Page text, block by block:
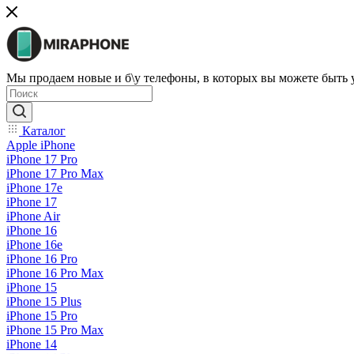
Мы продаем новые и б\у телефоны, в которых вы можете быть
Каталог
Apple iPhone
iPhone 17 Pro
iPhone 17 Pro Max
iPhone 17e
iPhone 17
iPhone Air
iPhone 16
iPhone 16e
iPhone 16 Pro
iPhone 16 Pro Max
iPhone 15
iPhone 15 Plus
iPhone 15 Pro
iPhone 15 Pro Max
iPhone 14